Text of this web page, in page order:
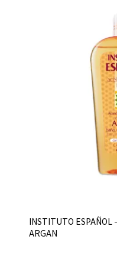
INSTITUTO ESPAÑOL
ARGAN